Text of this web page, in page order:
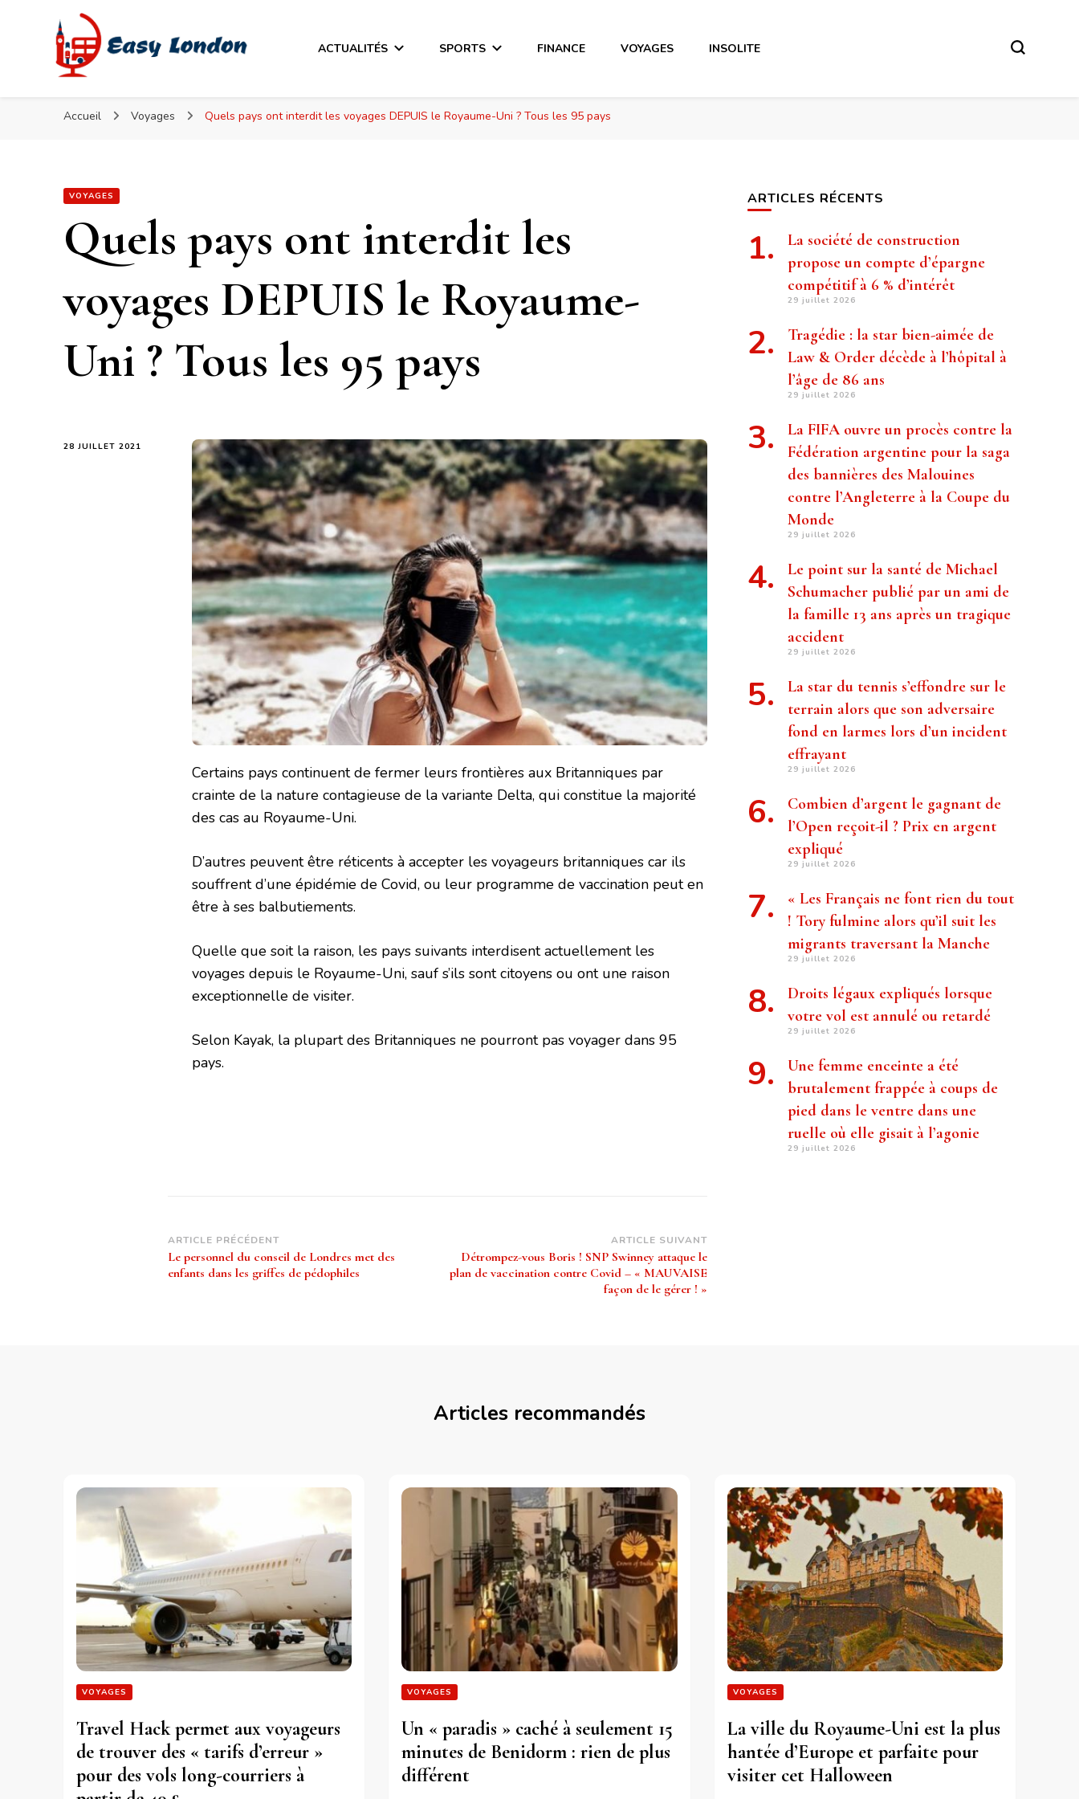
Easy London
Easy London
ACTUALITÉS SPORTS FINANCE VOYAGES INSOLITE
Accueil Voyages Quels pays ont interdit les voyages DEPUIS le Royaume-Uni ? Tous les 95 pays
VOYAGES
Quels pays ont interdit les
voyages DEPUIS le Royaume-
Uni ? Tous les 95 pays
28 JUILLET 2021
Certains pays continuent de fermer leurs frontières aux Britanniques par
crainte de la nature contagieuse de la variante Delta, qui constitue la majorité
des cas au Royaume-Uni.
D’autres peuvent être réticents à accepter les voyageurs britanniques car ils
souffrent d’une épidémie de Covid, ou leur programme de vaccination peut en
être à ses balbutiements.
Quelle que soit la raison, les pays suivants interdisent actuellement les
voyages depuis le Royaume-Uni, sauf s’ils sont citoyens ou ont une raison
exceptionnelle de visiter.
Selon Kayak, la plupart des Britanniques ne pourront pas voyager dans 95
pays.
Navigation
d’article
ARTICLE PRÉCÉDENT
Le personnel du conseil de Londres met des
enfants dans les griffes de pédophiles
ARTICLE SUIVANT
Détrompez-vous Boris ! SNP Swinney attaque le
plan de vaccination contre Covid – « MAUVAISE
façon de le gérer ! »
ARTICLES RÉCENTS
La société de construction
propose un compte d’épargne
compétitif à 6 % d’intérêt
29 juillet 2026
Tragédie : la star bien-aimée de
Law & Order décède à l’hôpital à
l’âge de 86 ans
29 juillet 2026
La FIFA ouvre un procès contre la
Fédération argentine pour la saga
des bannières des Malouines
contre l’Angleterre à la Coupe du
Monde
29 juillet 2026
Le point sur la santé de Michael
Schumacher publié par un ami de
la famille 13 ans après un tragique
accident
29 juillet 2026
La star du tennis s’effondre sur le
terrain alors que son adversaire
fond en larmes lors d’un incident
effrayant
29 juillet 2026
Combien d’argent le gagnant de
l’Open reçoit-il ? Prix ​​en argent
expliqué
29 juillet 2026
« Les Français ne font rien du tout
! Tory fulmine alors qu’il suit les
migrants traversant la Manche
29 juillet 2026
Droits légaux expliqués lorsque
votre vol est annulé ou retardé
29 juillet 2026
Une femme enceinte a été
brutalement frappée à coups de
pied dans le ventre dans une
ruelle où elle gisait à l’agonie
29 juillet 2026
Articles recommandés
VOYAGES
Travel Hack permet aux voyageurs
de trouver des « tarifs d’erreur »
pour des vols long-courriers à
VOYAGES
Un « paradis » caché à seulement 15
minutes de Benidorm : rien de plus
différent
VOYAGES
La ville du Royaume-Uni est la plus
hantée d’Europe et parfaite pour
visiter cet Halloween